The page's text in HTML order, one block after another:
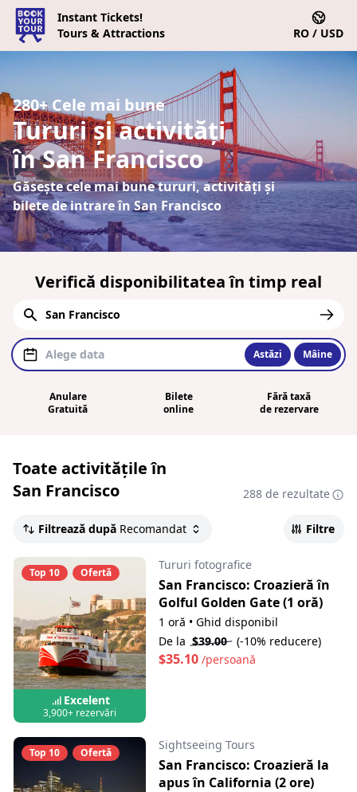
Instant Tickets!
Tours & Attractions
RO / USD
280+ Cele mai bune
Tururi și activități
în San Francisco
Găsește cele mai bune tururi, activități și
bilete de intrare în San Francisco
Verifică disponibilitatea în timp real
Astăzi Mâine
Anulare
Gratuită
Bilete
online
Fără taxă
de rezervare
Toate activitățile în
San Francisco
288 de rezultate
Filtrează după Recomandat Filtre
Top 10 Ofertă
Excelent
3,900+ rezervări
Tururi fotografice
San Francisco: Croazieră în
Golful Golden Gate (1 oră)
1 oră • Ghid disponibil
De la $39.00 (-10% reducere)
$35.10/persoană
Top 10 Ofertă
Sightseeing Tours
San Francisco: Croazieră la
apus în California (2 ore)